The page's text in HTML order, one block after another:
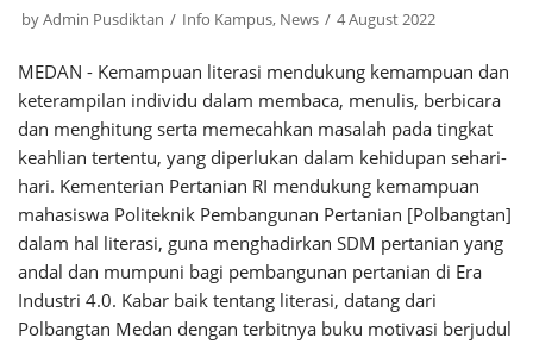
byAdmin Pusdiktan Info Kampus, News 4 August 2022
MEDAN - Kemampuan literasi mendukung kemampuan dan
keterampilan individu dalam membaca, menulis, berbicara
dan menghitung serta memecahkan masalah pada tingkat
keahlian tertentu, yang diperlukan dalam kehidupan sehari-
hari. Kementerian Pertanian RI mendukung kemampuan
mahasiswa Politeknik Pembangunan Pertanian [Polbangtan]
dalam hal literasi, guna menghadirkan SDM pertanian yang
andal dan mumpuni bagi pembangunan pertanian di Era
Industri 4.0. Kabar baik tentang literasi, datang dari
Polbangtan Medan dengan terbitnya buku motivasi berjudul